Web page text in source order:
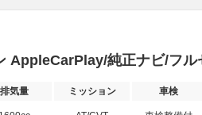
AppleCarPlay/純正ナビ/フル
排気量 ミッション 車検